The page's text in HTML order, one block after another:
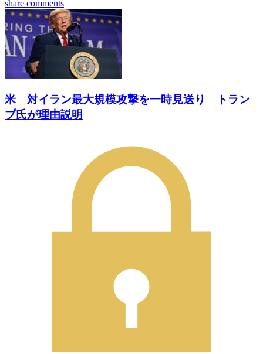
share comments
米 対イラン最大規模攻撃を一時見送り トラン
プ氏が理由説明